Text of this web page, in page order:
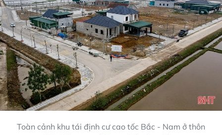
Toàn cảnh khu tái định cư cao tốc Bắc - Nam ở thôn